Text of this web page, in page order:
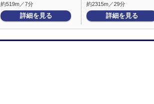
約519m／7分
詳細を見る
約2315m／29分
詳細を見る